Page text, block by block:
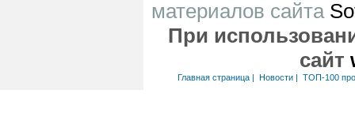
материалов сайта
При
сайт
Главная страница| Новости| ТОП-100